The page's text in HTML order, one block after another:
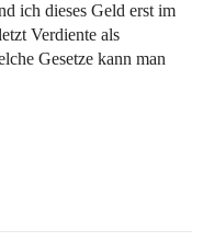
ich dieses Geld erst im
Verdiente als
Gesetze kann man